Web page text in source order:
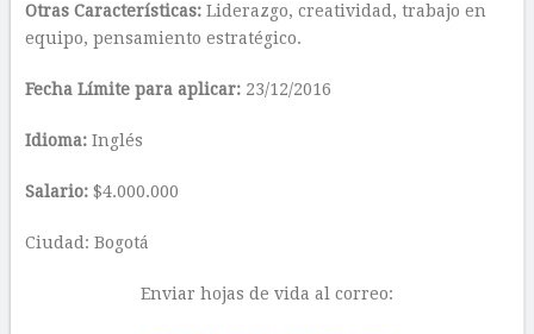
Otras Características: Liderazgo, creatividad, trabajo en
equipo, pensamiento estratégico.
Fecha Límite para aplicar: 23/12/2016
Idioma: Inglés
Salario: $4.000.000
Ciudad: Bogotá
Enviar hojas de vida al correo: